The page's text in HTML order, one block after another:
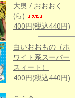
大奥 / おおおく
(ら)
400円(税込440円)
白いおおもの（ホ
ワイト系スーパー
スィート）
400円(税込440円)